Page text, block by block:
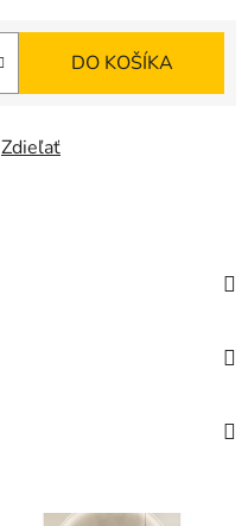
DO KOŠÍKA
Zdieľať